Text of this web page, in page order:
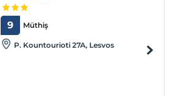
Müthiş
9
P. Kountourioti 27A, Lesvos